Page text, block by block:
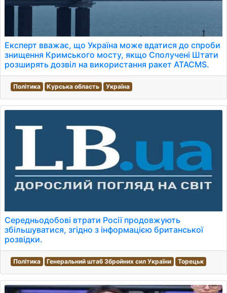
Експерт вважає, що Україна може вдатися до спроби
знищення Кримського мосту, якщо Сполучені Штати
розширять дозвіл на використання ракет ATACMS.
Політика Курська область Україна
Середньодобові втрати Росії продовжують
збільшуватися, згідно з інформацією британської
розвідки.
Політика Генеральний штаб Збройних сил України Торецьк